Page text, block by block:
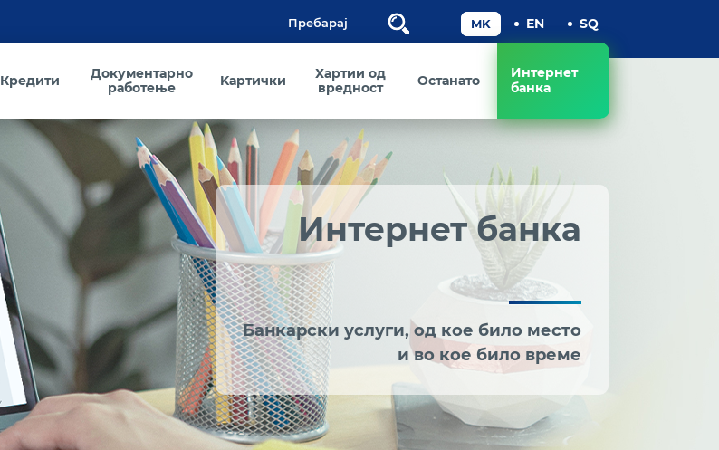
Пребарај
Кредити
Документарно
работење
Kартички
Хартии од
вредност
Останато
Интернет
банка
Интернет банка
Банкарски услуги, од кое било место
и во кое било време